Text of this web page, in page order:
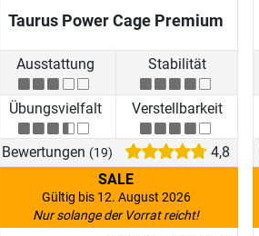
Taurus Power Cage Premium
Ausstattung Stabilität
Übungsvielfalt Verstellbarkeit
Bewertungen (19)
4,8
SALE
Gültig bis 12. August 2026
Nur solange der Vorrat reicht!